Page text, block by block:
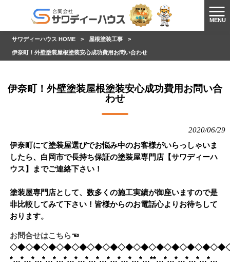
MENU
サワディーハウス HOME > 屋根塗装工事 >
伊奈町！外壁塗装屋根塗装安心成功費用お問い合わせ
伊奈町！外壁塗装屋根塗装安心成功費用お問い合
わせ
2020/06/29
伊奈町にて塗装屋選びでお悩み中のお客様がいらっしゃいま
したら、白岡市で長持ち保証の塗装屋専門店【サワディーハ
ウス】までご連絡下さい！
塗装屋専門店として、数多くの施工実績が御座いますので是
非比較してみて下さい！皆様からのお電話心よりお待ちして
おります。
お問合せはこちら☜
*…*…*…*…*…*…*…*…*…*…*…*…*…**…*…*…*…*…*…